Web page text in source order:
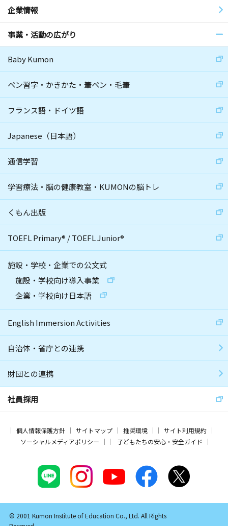
企業情報
事業・活動の広がり
Baby Kumon
ペン習字・かきかた・筆ペン・毛筆
フランス語・ドイツ語
Japanese（日本語）
通信学習
学習療法・脳の健康教室・KUMONの脳トレ
くもん出版
TOEFL Primary® /TOEFL Junior®
施設・学校・企業での公文式
施設・学校向け導入事業
企業・学校向け日本語
English Immersion Activities
自治体・省庁との連携
財団との連携
社員採用
個人情報保護方針 サイトマップ 推奨環境
サイト利用規約
ソーシャルメディアポリシー
子どもたちの安心・安全ガイド
© 2001 Kumon Institute of Education Co., Ltd. All Rights